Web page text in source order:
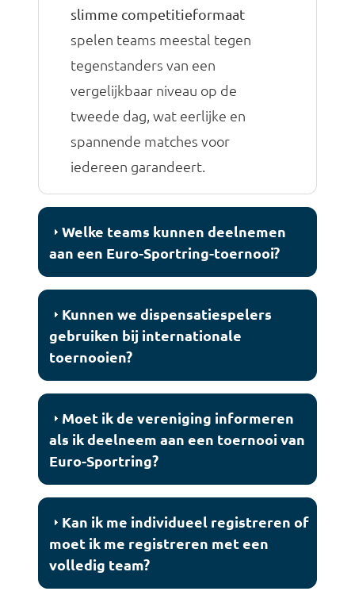
slimme competitieformaat
spelen teams meestal tegen
tegenstanders van een
vergelijkbaar niveau op de
tweede dag, wat eerlijke en
spannende matches voor
iedereen garandeert.
Welke teams kunnen deelnemen
aan een Euro-Sportring-toernooi?
Kunnen we dispensatiespelers
gebruiken bij internationale
toernooien?
Moet ik de vereniging informeren
als ik deelneem aan een toernooi van
Euro-Sportring?
Kan ik me individueel registreren of
moet ik me registreren met een
volledig team?